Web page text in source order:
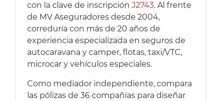
con la clave de inscripción J2743. Al frente
de MV Aseguradores desde 2004,
correduría con más de 20 años de
experiencia especializada en seguros de
autocaravana y camper, flotas, taxi/VTC,
microcar y vehículos especiales.
Como mediador independiente, compara
las pólizas de 36 compañías para diseñar